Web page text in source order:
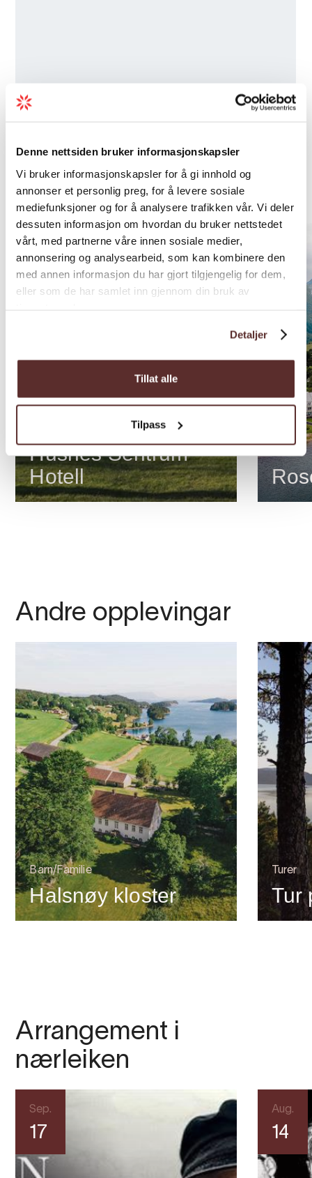
Denne nettsiden bruker informasjonskapsler
Vi bruker informasjonskapsler for å gi innhold og
annonser et personlig preg, for å levere sosiale
mediefunksjoner og for å analysere trafikken vår. Vi deler
dessuten informasjon om hvordan du bruker nettstedet
vårt, med partnerne våre innen sosiale medier,
annonsering og analysearbeid, som kan kombinere den
med annen informasjon du har gjort tilgjengelig for dem,
eller som de har samlet inn gjennom din bruk av
Detaljer
Tillat alle
Tilpass
Overnatting i nærleiken
Husnes Sentrum
Hotell
Andre opplevingar
Barn/Familie
Halsnøy kloster
Turer
Tur
Arrangement i
nærleiken
Sep.
17
Aug.
14